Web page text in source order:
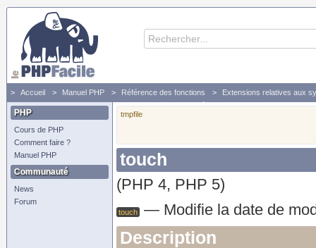
Accueil Manuel PHP Référence des fonctions
Extensions relatives aux
touch - Modifie la date de modification et de dernier accès d'un fichier
PHP
Cours de PHP
Comment faire ?
Manuel PHP
Communauté
News
Forum
tmpfile
touch
(PHP 4, PHP 5)
touch — Modifie la date de
Description